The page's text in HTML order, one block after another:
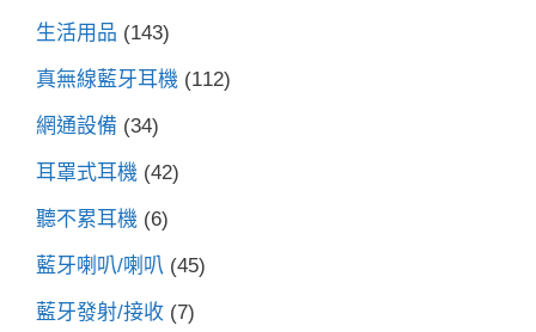
生活用品 (143)
真無線藍牙耳機 (112)
網通設備 (34)
耳罩式耳機 (42)
聽不累耳機 (6)
藍牙喇叭/喇叭 (45)
藍牙發射/接收 (7)